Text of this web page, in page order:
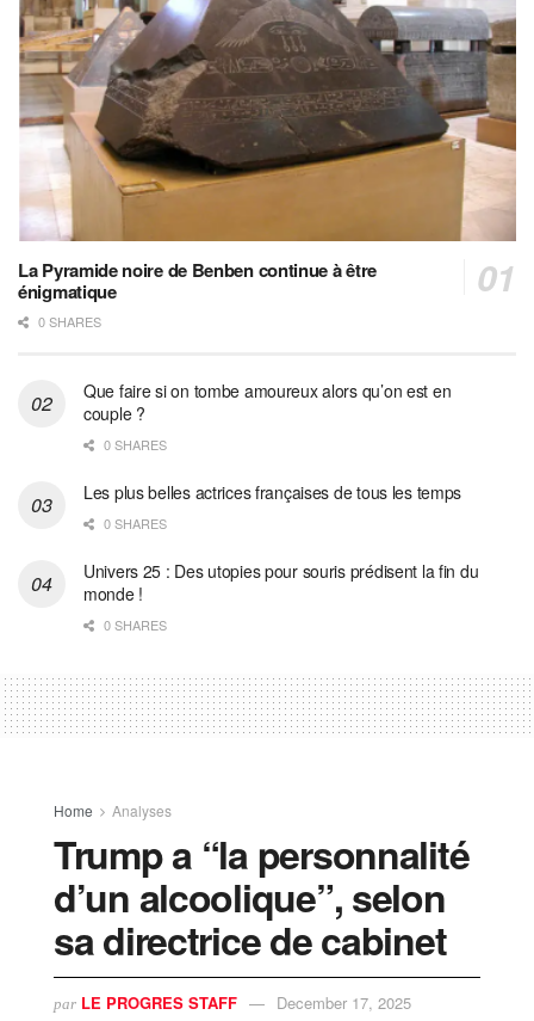
La Pyramide noire de Benben continue à être
énigmatique
0 SHARES
Que faire si on tombe amoureux alors qu’on est en
couple ?
0 SHARES
Les plus belles actrices françaises de tous les temps
0 SHARES
Univers 25 : Des utopies pour souris prédisent la fin du
monde !
0 SHARES
Home Analyses
Trump a “la personnalité
d’un alcoolique”, selon
sa directrice de cabinet
par LE PROGRES STAFF December 17, 2025